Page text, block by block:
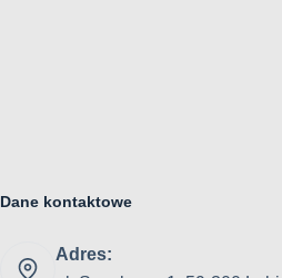
Dane kontaktowe
Adres: